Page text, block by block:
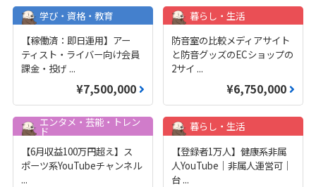
学び・資格・教育
【稼働済：即日運用】アー
ティスト・ライバー向け会員
課金・投げ ...
¥7,500,000
暮らし・生活
防音室の比較メディアサイト
と防音グッズのECショップの
2サイ ...
¥6,750,000
エンタメ・芸能・トレン
ド
【6月収益100万円超え】ス
ポーツ系YouTubeチャンネル
...
暮らし・生活
【登録者1万人】健康系非属
人YouTube｜非属人運営可｜
台 ...